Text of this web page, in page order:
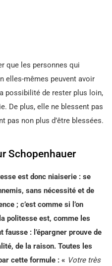
que les personnes qui
elles-mêmes peuvent avoir
possibilité de rester plus loin,
De plus, elle ne blessent pas
pas non plus d’être blessées.
Schopenhauer
est donc niaiserie : se
sans nécessité et de
; c’est comme si l’on
politesse est, comme les
fausse : l’épargner prouve de
de la raison. Toutes les
cette formule : « Votre très